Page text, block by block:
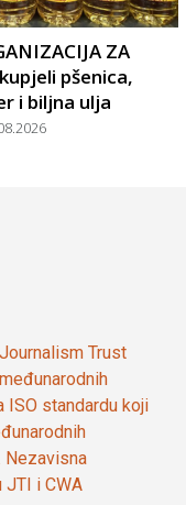
ZA
pšenica,
i biljna ulja
Trust
ISO standardu koji
Nezavisna
i CWA